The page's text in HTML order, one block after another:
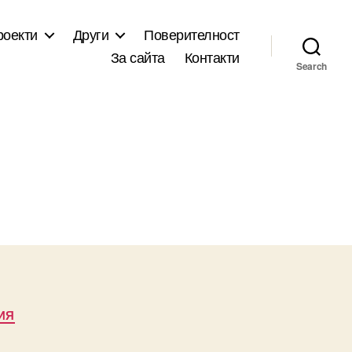
Други
Поверителност
За сайта
Контакти Search